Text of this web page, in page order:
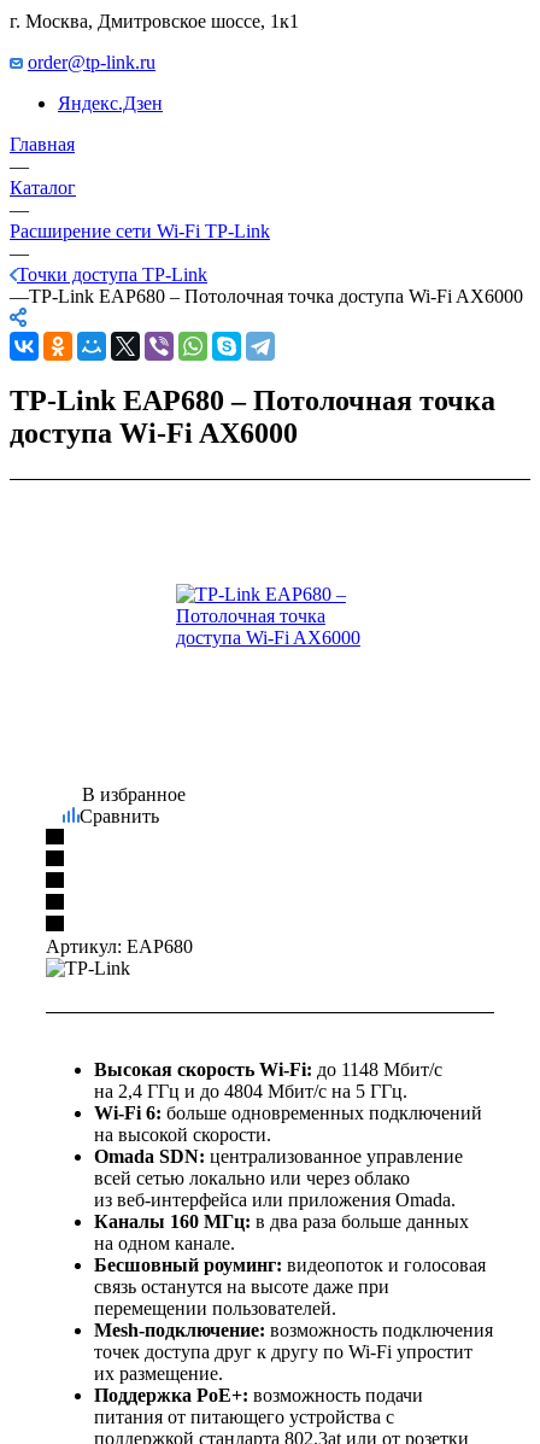
г. Москва, Дмитровское шоссе, 1к1
order@tp-link.ru
Яндекс.Дзен
Главная
—
Каталог
—
Расширение сети Wi‑Fi TP-Link
—
Точки доступа TP-Link
—TP-Link EAP680 – Потолочная точка доступа Wi‑Fi AX6000
TP-Link EAP680 – Потолочная точка
доступа Wi‑Fi AX6000
В избранное
Сравнить
Артикул: EAP680
Высокая скорость Wi‑Fi: до 1148 Мбит/с
на 2,4 ГГц и до 4804 Мбит/с на 5 ГГц.
Wi‑Fi 6: больше одновременных подключений
на высокой скорости.
Omada SDN: централизованное управление
всей сетью локально или через облако
из веб‑интерфейса или приложения Omada.
Каналы 160 МГц: в два раза больше данных
на одном канале.
Бесшовный роуминг: видеопоток и голосовая
связь останутся на высоте даже при
перемещении пользователей.
Mesh-подключение: возможность подключения
точек доступа друг к другу по Wi‑Fi упростит
их размещение.
Поддержка PoE+: возможность подачи
питания от питающего устройства с
поддержкой стандарта 802.3at или от розетки